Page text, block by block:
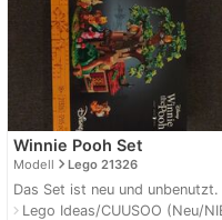
Winnie Pooh Set
Modellnavigate_nextLego 21326
Das Set ist neu und unbenutzt.
navigate_nextLego Ideas/CUUSOO (Neu/